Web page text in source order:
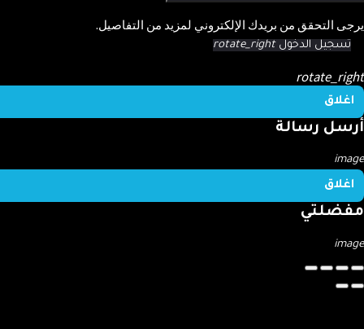
التحقق من بريدك الإلكتروني لمزيد من التفاصيل.
تسجيل الدخول rotate_right
اغلاق
رسالة
اغلاق